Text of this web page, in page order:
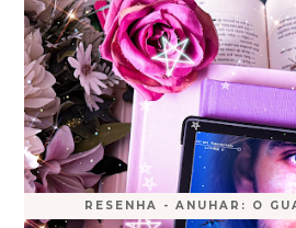
RESENHA - ANUHAR: O